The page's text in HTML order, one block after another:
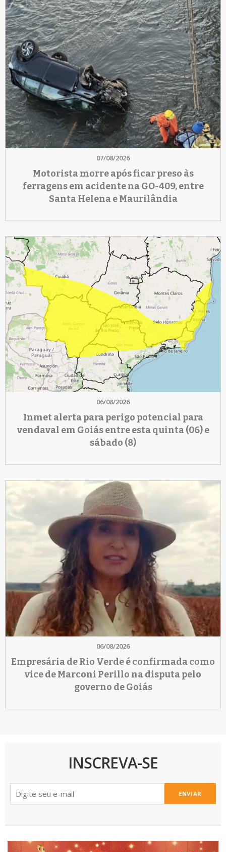
07/08/2026
Motorista morre após ficar preso às
ferragens em acidente na GO-409, entre
Santa Helena e Maurilândia
06/08/2026
Inmet alerta para perigo potencial para
vendaval em Goiás entre esta quinta (06) e
sábado (8)
06/08/2026
Empresária de Rio Verde é confirmada como
vice de Marconi Perillo na disputa pelo
governo de Goiás
INSCREVA-SE
ENVIAR